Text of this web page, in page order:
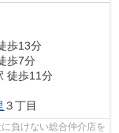
歩13分
歩7分
徒歩11分
３丁目
負けない総合仲介店を